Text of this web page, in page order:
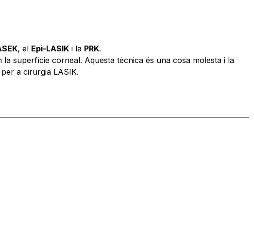
, el Epi-LASIK i la PRK.
superfície corneal. Aquesta tècnica és una cosa molesta i la
a cirurgia LASIK.